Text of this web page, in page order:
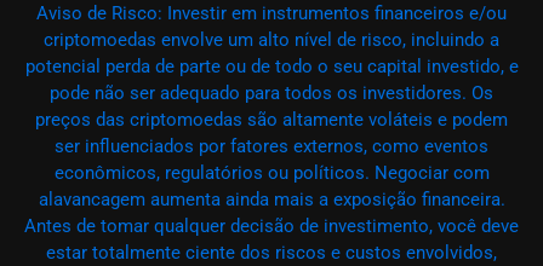
Aviso de Risco: Investir em instrumentos financeiros e/ou
criptomoedas envolve um alto nível de risco, incluindo a
potencial perda de parte ou de todo o seu capital investido, e
pode não ser adequado para todos os investidores. Os
preços das criptomoedas são altamente voláteis e podem
ser influenciados por fatores externos, como eventos
econômicos, regulatórios ou políticos. Negociar com
alavancagem aumenta ainda mais a exposição financeira.
Antes de tomar qualquer decisão de investimento, você deve
estar totalmente ciente dos riscos e custos envolvidos,